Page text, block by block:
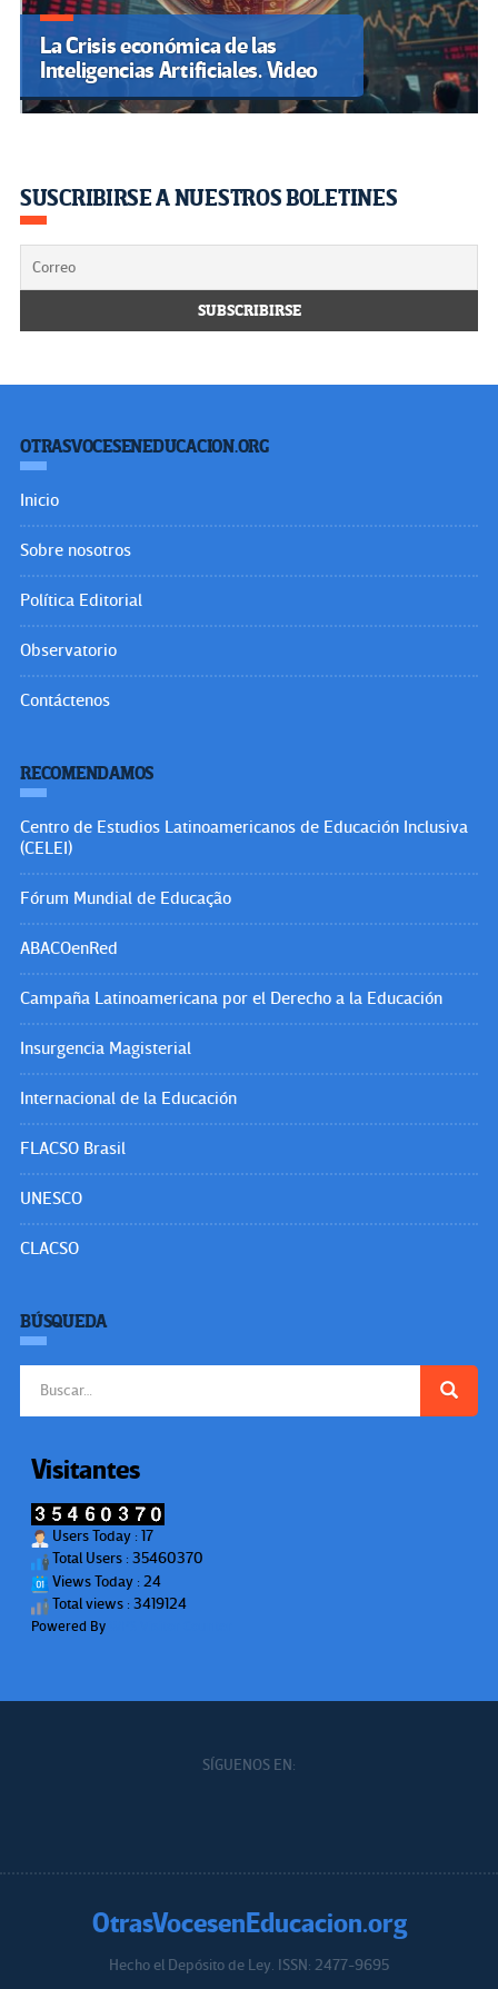
La Crisis económica de las
Inteligencias Artificiales. Video
SUSCRIBIRSE A NUESTROS BOLETINES
OTRASVOCESENEDUCACION.ORG
Inicio
Sobre nosotros
Política Editorial
Observatorio
Contáctenos
RECOMENDAMOS
Centro de Estudios Latinoamericanos de Educación Inclusiva
(CELEI)
Fórum Mundial de Educação
ABACOenRed
Campaña Latinoamericana por el Derecho a la Educación
Insurgencia Magisterial
Internacional de la Educación
FLACSO Brasil
UNESCO
CLACSO
BÚSQUEDA
Visitantes
Users Today : 17
Total Users : 35460370
Views Today : 24
Total views : 3419124
Powered By
SÍGUENOS EN:
OtrasVocesenEducacion.org
Hecho el Depósito de Ley. ISSN: 2477-9695